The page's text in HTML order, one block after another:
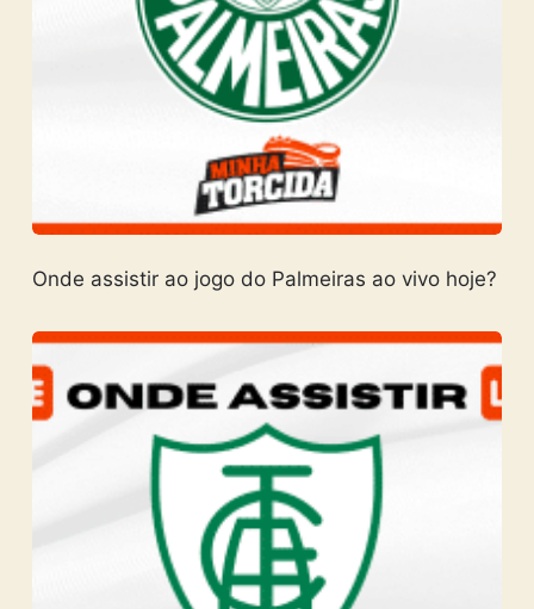
Onde assistir ao jogo do Palmeiras ao vivo hoje?